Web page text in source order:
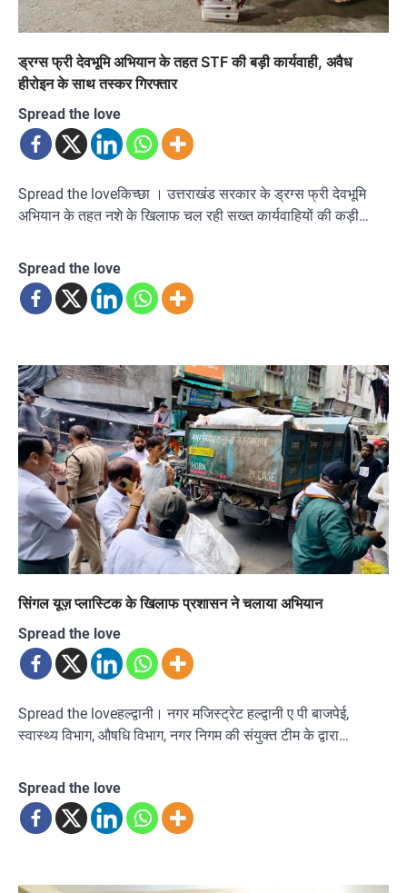
ड्रग्स फ्री देवभूमि अभियान के तहत STF की बड़ी कार्यवाही, अवैध
हीरोइन के साथ तस्कर गिरफ्तार
Spread the love
Spread the loveकिच्छा । उत्तराखंड सरकार के ड्रग्स फ्री देवभूमि
अभियान के तहत नशे के खिलाफ चल रही सख्त कार्यवाहियों की कड़ी…
Spread the love
सिंगल यूज़ प्लास्टिक के खिलाफ प्रशासन ने चलाया अभियान
Spread the love
Spread the loveहल्द्वानी। नगर मजिस्ट्रेट हल्द्वानी ए पी बाजपेई,
स्वास्थ्य विभाग, औषधि विभाग, नगर निगम की संयुक्त टीम के द्वारा…
Spread the love